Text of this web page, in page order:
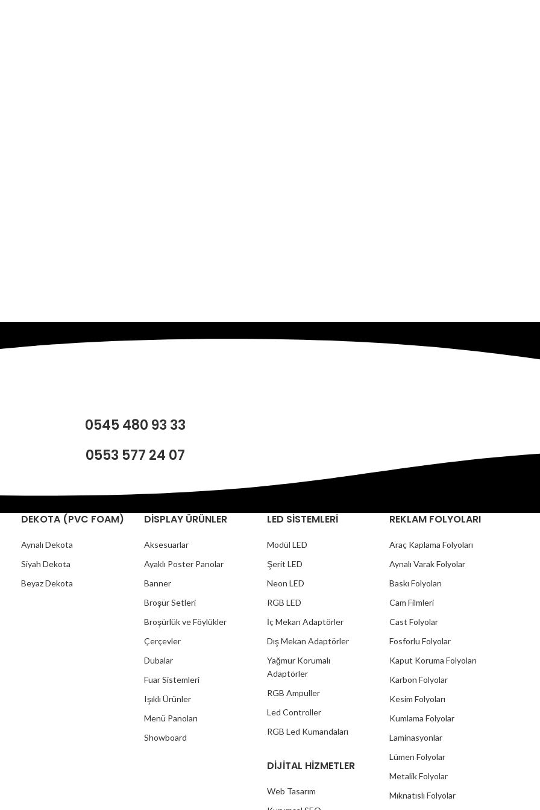
0545 480 93 33
0553 577 24 07
DEKOTA (PVC FOAM)
Aynalı Dekota
Siyah Dekota
Beyaz Dekota
DİSPLAY ÜRÜNLER
Aksesuarlar
Ayaklı Poster Panolar
Banner
Broşür Setleri
Broşürlük ve Föylükler
Çerçevler
Dubalar
Fuar Sistemleri
Işıklı Ürünler
Menü Panoları
Showboard
LED SİSTEMLERİ
Modül LED
Şerit LED
Neon LED
RGB LED
İç Mekan Adaptörler
Dış Mekan Adaptörler
Yağmur Korumalı
Adaptörler
RGB Ampuller
Led Controller
RGB Led Kumandaları
DİJİTAL HİZMETLER
Web Tasarım
REKLAM FOLYOLARI
Araç Kaplama Folyoları
Aynalı Varak Folyolar
Baskı Folyoları
Cam Filmleri
Cast Folyolar
Fosforlu Folyolar
Kaput Koruma Folyoları
Karbon Folyolar
Kesim Folyoları
Kumlama Folyolar
Laminasyonlar
Lümen Folyolar
Metalik Folyolar
Mıknatıslı Folyolar